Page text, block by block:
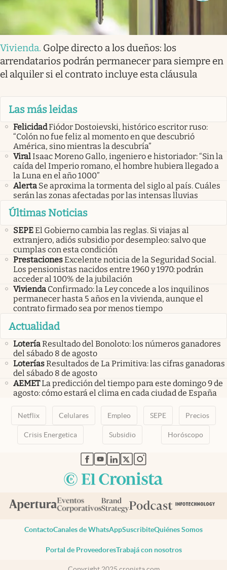
Vivienda. Golpe directo a los dueños: los
arrendatarios podrán permanecer para siempre en
el alquiler si el contrato incluye esta cláusula
Las más leidas
FelicidadFiódor Dostoievski, histórico escritor ruso:
“Colón no fue feliz al momento en que descubrió
América, sino mientras la descubría”
ViralIsaac Moreno Gallo, ingeniero e historiador: “Sin la
caída del Imperio romano, el hombre hubiera llegado a
la Luna en el año 1000”
Alerta Se aproxima la tormenta del siglo al país. Cuáles
serán las zonas afectadas por las intensas lluvias
Últimas Noticias
SEPEEl Gobierno cambia las reglas. Si viajas al
extranjero, adiós subsidio por desempleo: salvo que
cumplas con esta condición
PrestacionesExcelente noticia de la Seguridad Social.
Los pensionistas nacidos entre 1960 y 1970: podrán
acceder al 100% de la jubilación
Vivienda Confirmado: la Ley concede a los inquilinos
permanecer hasta 5 años en la vivienda, aunque el
contrato firmado sea por menos tiempo
Actualidad
LoteríaResultado del Bonoloto: los números ganadores
del sábado 8 de agosto
LoteríasResultados de La Primitiva: las cifras ganadoras
del sábado 8 de agosto
AEMETLa predicción del tiempo para este domingo 9 de
agosto: cómo estará el clima en cada ciudad de España
Netflix Celulares Empleo SEPE Precios
Crisis Energetica Subsidio Horóscopo
abre en nueva pestaña
abre en nueva pestaña
abre en nueva pestaña
abre en nueva pestaña
abre en nueva pestaña
ContactoCanales de WhatsAppSuscribiteQuiénes Somos
Portal de ProveedoresTrabajá con nosotros